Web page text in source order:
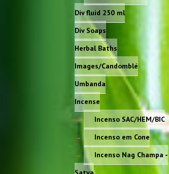
Div fluid 250 ml
Div Soaps
Herbal Baths
Images/Candomblé
Umbanda
Incense
Incenso SAC/HEM/BIC
Incenso em Cone
Incenso Nag Champa -